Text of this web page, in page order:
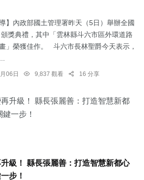
】內政部國土管理署昨天（5日）舉辦全國
頒獎典禮，其中「雲林縣斗六市區外環道路
」榮獲佳作。 斗六市長林聖爵今天表示，
06日 9,837 觀看 16 分享
級！ 縣長張麗善：打造智慧新都心
步！